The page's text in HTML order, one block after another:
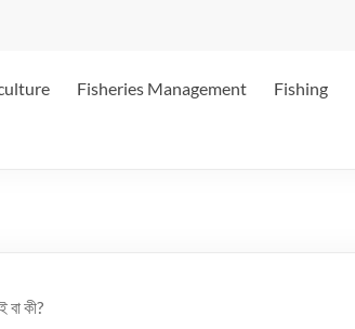
Fisheries Management Fishing
বা কী?